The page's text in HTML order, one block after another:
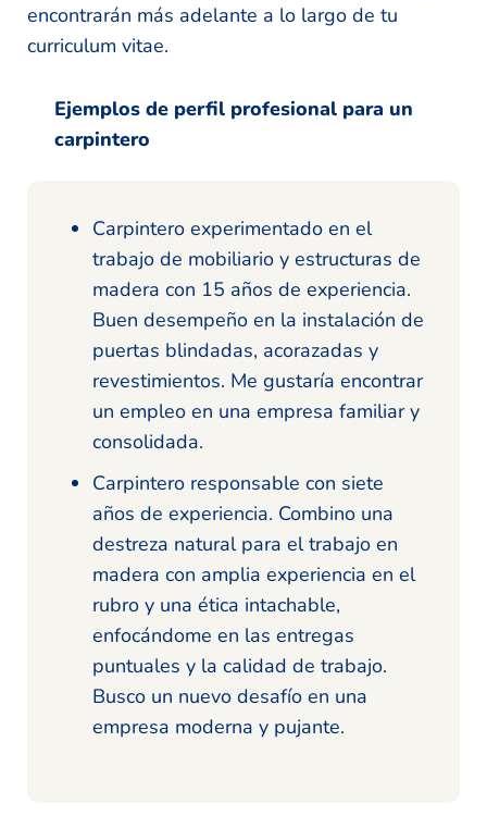
encontrarán más adelante a lo largo de tu
curriculum vitae.
Ejemplos de perfil profesional para un
carpintero
Carpintero experimentado en el
trabajo de mobiliario y estructuras de
madera con 15 años de experiencia.
Buen desempeño en la instalación de
puertas blindadas, acorazadas y
revestimientos. Me gustaría encontrar
un empleo en una empresa familiar y
consolidada.
Carpintero responsable con siete
años de experiencia. Combino una
destreza natural para el trabajo en
madera con amplia experiencia en el
rubro y una ética intachable,
enfocándome en las entregas
puntuales y la calidad de trabajo.
Busco un nuevo desafío en una
empresa moderna y pujante.